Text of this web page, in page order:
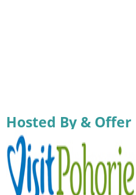
Hosted By & Offer